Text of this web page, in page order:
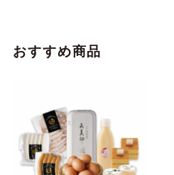
おすすめ商品